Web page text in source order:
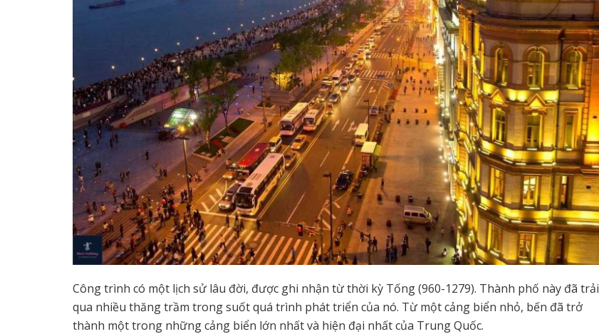
Công trình có một lịch sử lâu đời, được ghi nhận từ thời kỳ Tống (960-1279). Thành phố này đã trải
qua nhiều thăng trầm trong suốt quá trình phát triển của nó. Từ một cảng biển nhỏ, bến đã trở
thành một trong những cảng biển lớn nhất và hiện đại nhất của Trung Quốc.